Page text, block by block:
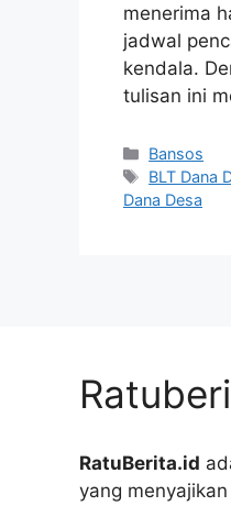
menerima
jadwal
kendala.
tulisan ini
Kategori
Bansos
Tag
BLT Dana
Dana Desa
RatuBerita.id
yang